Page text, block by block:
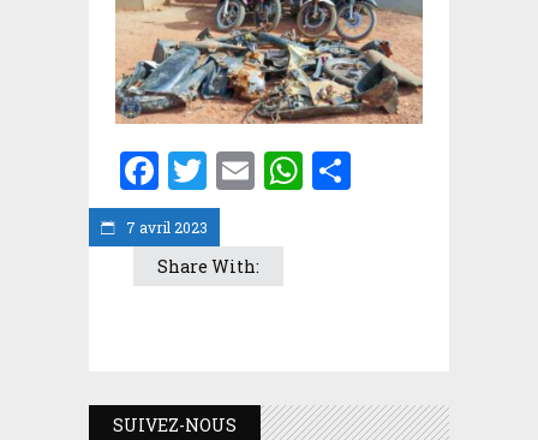
7 avril 2023
Facebook
Twitter
EmailWhatsApp
Share With:
SUIVEZ-NOUS